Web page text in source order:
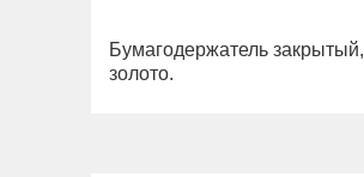
Бумагодержатель закрытый,
золото.